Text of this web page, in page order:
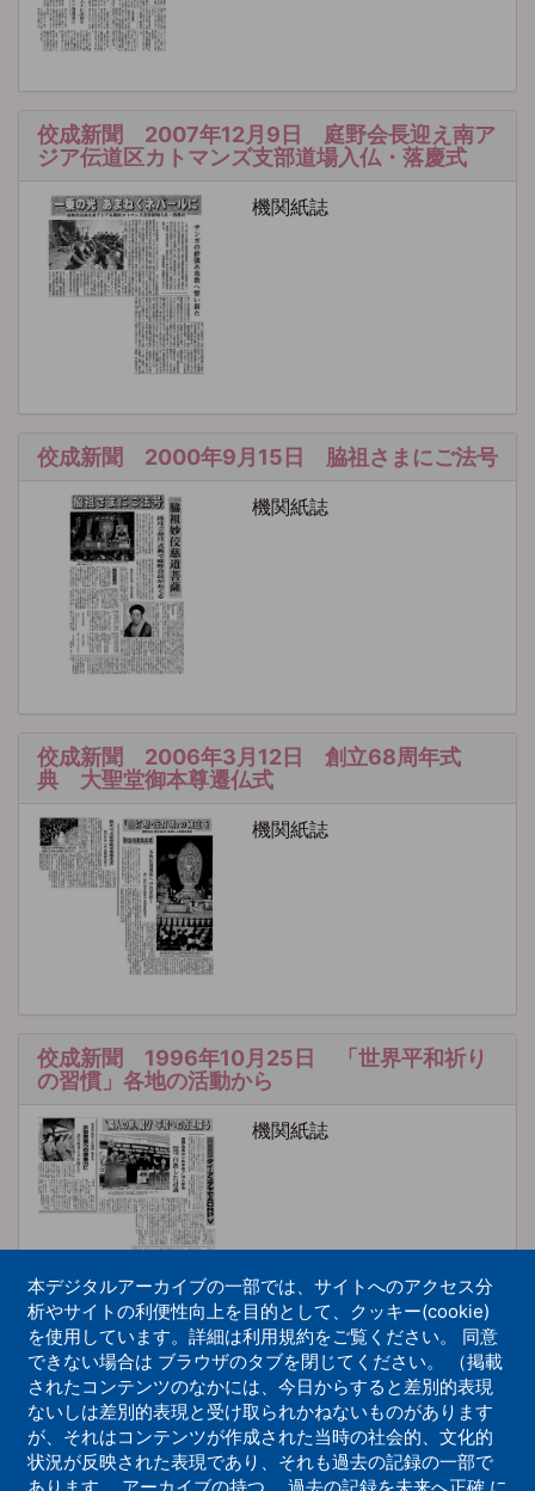
佼成新聞 2007年12月9日 庭野会長迎え南ア
ジア伝道区カトマンズ支部道場入仏・落慶式
機関紙誌
佼成新聞 2000年9月15日 脇祖さまにご法号
機関紙誌
佼成新聞 2006年3月12日 創立68周年式
典 大聖堂御本尊遷仏式
機関紙誌
佼成新聞 1996年10月25日 「世界平和祈り
の習慣」各地の活動から
機関紙誌
佼成新聞 1975年7月25日 第三回『青年の
船』民間平和使節の旅
機関紙誌
本デジタルアーカイブの一部では、サイトへのアクセス分
析やサイトの利便性向上を目的として、クッキー(cookie)
を使用しています。詳細は利用規約をご覧ください。 同意
できない場合は ブラウザのタブを閉じてください。 （掲載
されたコンテンツのなかには、今日からすると差別的表現
ないしは差別的表現と受け取られかねないものがあります
が、それはコンテンツが作成された当時の社会的、文化的
状況が反映された表現であり、それも過去の記録の一部で